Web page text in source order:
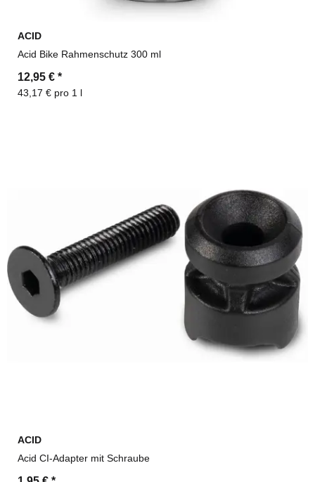
ACID
Acid Bike Rahmenschutz 300 ml
12,95 € *
43,17 € pro 1 l
ACID
Acid CI-Adapter mit Schraube